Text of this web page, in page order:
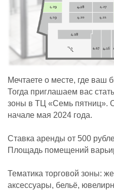
Мечтаете о месте, где ваш
Тогда приглашаем вас
зоны в ТЦ «Семь пятниц».
начале мая 2024 года.
Ставка аренды от 500
Площадь помещений
Тематика торговой зоны:
аксессуары, бельё,